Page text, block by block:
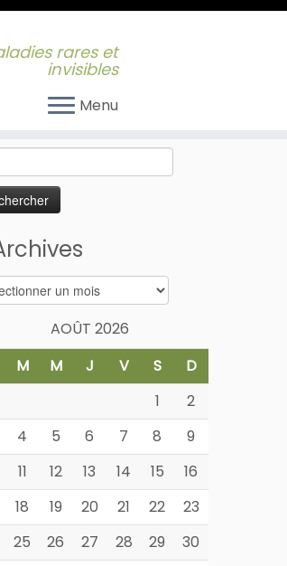
rares et
invisibles
Menu
AOÛT 2026
M M J V S
D
1
2
4 5 6 7 8
9
11 12 13 14 15
16
18 19 20 21 22
23
25 26 27 28 29
30